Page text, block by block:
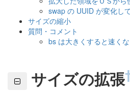
swap の UUID が変化し
サイズの縮小
質問・コメント
bs は大きくすると速くな
サイズの拡張